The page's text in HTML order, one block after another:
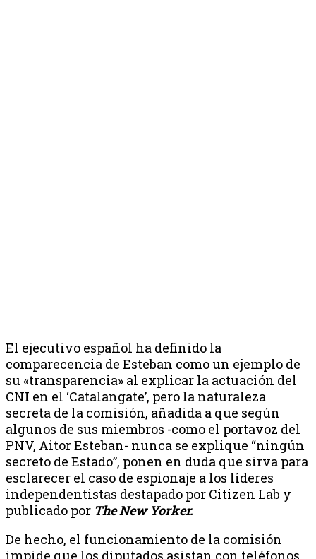
El ejecutivo español ha definido la
comparecencia de Esteban como un ejemplo de
su «transparencia» al explicar la actuación del
CNI en el ‘Catalangate’, pero la naturaleza
secreta de la comisión, añadida a que según
algunos de sus miembros -como el portavoz del
PNV, Aitor Esteban- nunca se explique “ningún
secreto de Estado”, ponen en duda que sirva para
esclarecer el caso de espionaje a los líderes
independentistas destapado por Citizen Lab y
publicado por The New Yorker.
De hecho, el funcionamiento de la comisión
impide que los diputados asistan con teléfonos